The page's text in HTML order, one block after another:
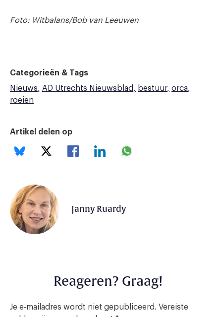
Foto: Witbalans/Bob van Leeuwen
Categorieën & Tags
Nieuws
AD Utrechts Nieuwsblad bestuur orca
roeien
Artikel delen op
Janny Ruardy
Reageren? Graag!
Je e-mailadres wordt niet gepubliceerd. Vereiste